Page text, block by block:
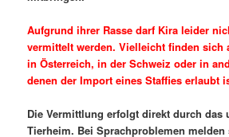
Aufgrund ihrer Rasse darf Kira leider
vermittelt werden. Vielleicht finden sich
in Österreich, in der Schweiz oder in
denen der Import eines Staffies erlaubt
Die Vermittlung erfolgt direkt durch das
Tierheim. Bei Sprachproblemen